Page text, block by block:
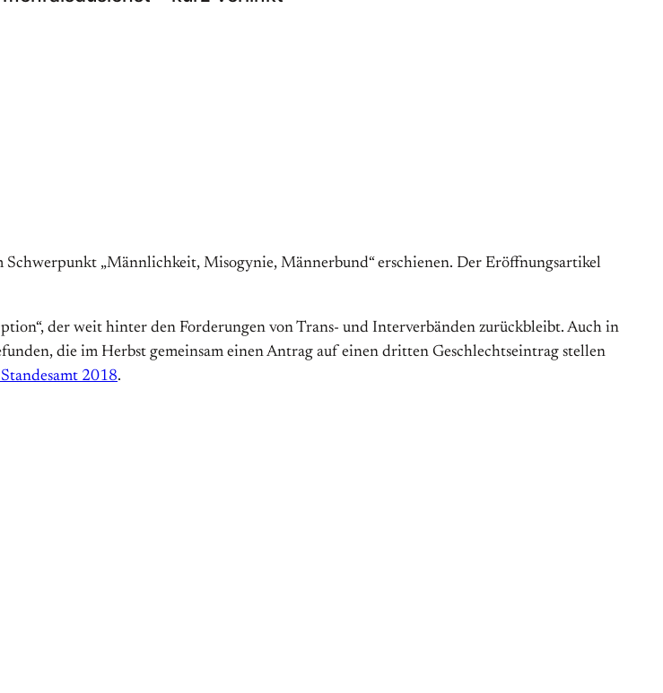
„Männlichkeit, Misogynie, Männerbund“ erschienen. Der Eröffnungsartikel
der weit hinter den Forderungen von Trans- und Interverbänden zurückbleibt. Auch in
die im Herbst gemeinsam einen Antrag auf einen dritten Geschlechtseintrag stellen
2018.